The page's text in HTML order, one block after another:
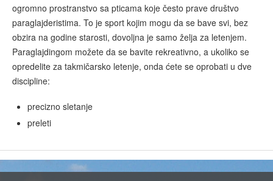
ogromno prostranstvo sa pticama koje često prave društvo
paraglajderistima. To je sport kojim mogu da se bave svi, bez
obzira na godine starosti, dovoljna je samo želja za letenjem.
Paraglajdingom možete da se bavite rekreativno, a ukoliko se
opredelite za takmičarsko letenje, onda ćete se oprobati u dve
discipline:
precizno sletanje
preleti